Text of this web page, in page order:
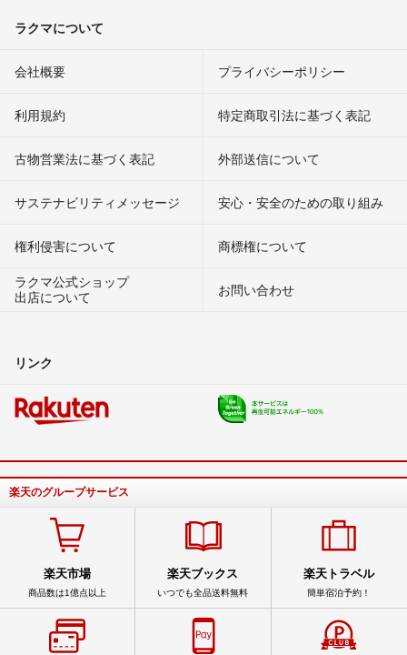
ラクマについて
会社概要 プライバシーポリシー
利用規約 特定商取引法に基づく表記
古物営業法に基づく表記 外部送信について
サステナビリティメッセージ 安心・安全のための取り組み
権利侵害について
商標権について
ラクマ公式ショップ
出店について
お問い合わせ
リンク
楽天のグループサービス
楽天市場
商品数は1億点以上
楽天ブックス
いつでも全品送料無料
楽天トラベル
簡単宿泊予約！